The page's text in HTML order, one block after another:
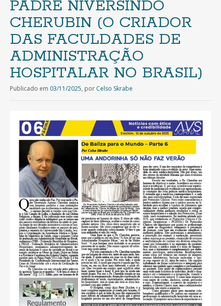
PADRE NIVERSINDO
CHERUBIN (O CRIADOR
DAS FACULDADES DE
ADMINISTRAÇÃO
HOSPITALAR NO BRASIL)
Publicado em 03/11/2025, por Celso Skrabe